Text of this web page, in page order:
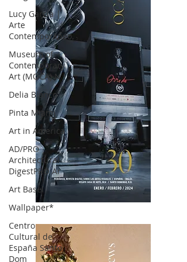
Lucy García |
Arte
Contemporáneo.
Museum of
Contemporary
Art (MOCA) N
Delia Blanco
Pinta Miami
Art in America
AD/PRO
Architectural
DigestPRO Ar
Art Basel
Wallpaper*
Centro
Cultural de
España Santo
Dom
OCA|News 30 /Enero-Febrero / 2024